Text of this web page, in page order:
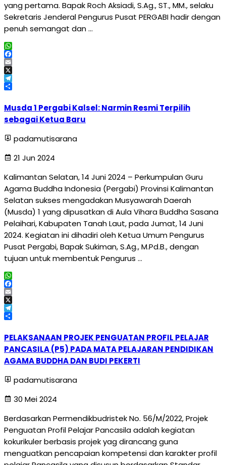
yang pertama. Bapak Roch Aksiadi, S.Ag., ST., MM., selaku
Sekretaris Jenderal Pengurus Pusat PERGABI hadir dengan
penuh semangat dan …
WhatsApp
Facebook
Email
X
Telegram
Musda 1 Pergabi Kalsel: Narmin Resmi Terpilih
sebagai Ketua Baru
padamutisarana
21 Jun 2024
Kalimantan Selatan, 14 Juni 2024 – Perkumpulan Guru
Agama Buddha Indonesia (Pergabi) Provinsi Kalimantan
Selatan sukses mengadakan Musyawarah Daerah
(Musda) 1 yang dipusatkan di Aula Vihara Buddha Sasana
Pelaihari, Kabupaten Tanah Laut, pada Jumat, 14 Juni
2024. Kegiatan ini dihadiri oleh Ketua Umum Pengurus
Pusat Pergabi, Bapak Sukiman, S.Ag., M.Pd.B., dengan
tujuan untuk membentuk Pengurus …
WhatsApp
Facebook
Email
X
Telegram
PELAKSANAAN PROJEK PENGUATAN PROFIL PELAJAR
PANCASILA (P5) PADA MATA PELAJARAN PENDIDIKAN
AGAMA BUDDHA DAN BUDI PEKERTI
padamutisarana
30 Mei 2024
Berdasarkan Permendikbudristek No. 56/M/2022, Projek
Penguatan Profil Pelajar Pancasila adalah kegiatan
kokurikuler berbasis projek yag dirancang guna
menguatkan pencapaian kompetensi dan karakter profil